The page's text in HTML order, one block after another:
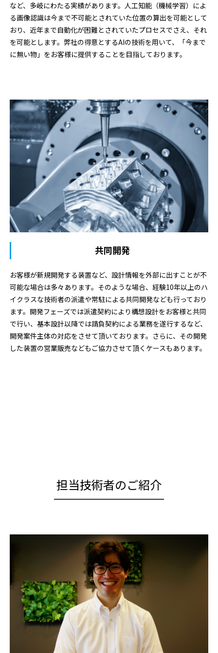
など、多岐にわたる実績があります。人工知能（機械学習）によ
る画像認識は今まで不可能とされていた位置の算出を可能として
おり、近年まで自動化が困難とされていたプロセスでさえ、それ
を可能とします。弊社の得意とするAIの技術を用いて、「今まで
に無い物」をお客様に提供することを目指しております。
共同開発
お客様が新規開発する装置など、設計情報を外部に出すことが不
可能な場合は多々あります。そのような場合、経験10年以上のハ
イクラスな技術者の派遣や常駐による共同開発なども行っており
ます。開発フェーズでは派遣契約により構想設計をお客様と共同
で行い、基本設計以降では請負契約による業務を遂行するなど、
開発案件主体の対応をさせて頂いております。さらに、その開発
した装置の営業販売などもご協力させて頂くケースもあります。
担当技術者のご紹介